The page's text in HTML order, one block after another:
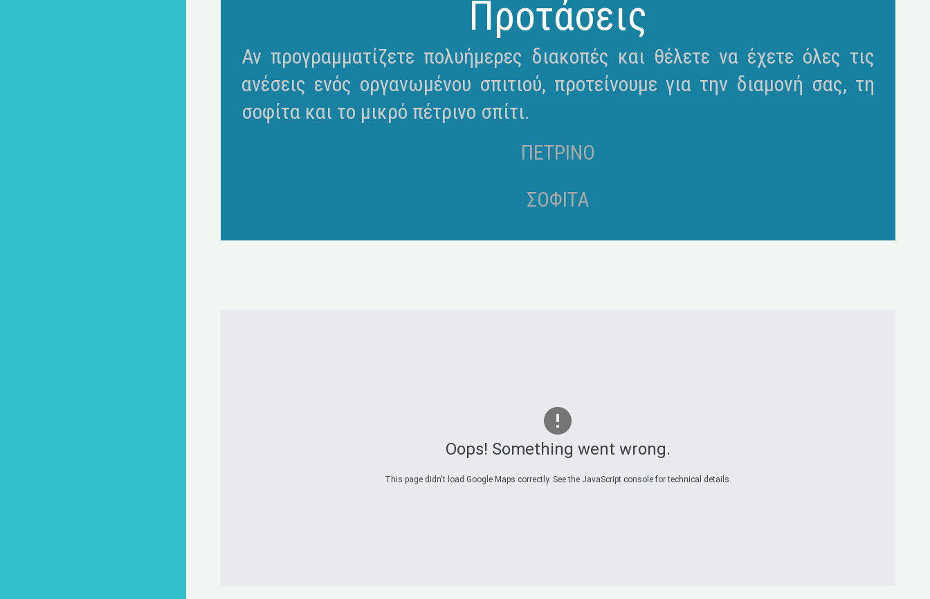
Προτάσεις
Αν προγραμματίζετε πολυήμερες διακοπές και θέλετε να έχετε όλες τις
ανέσεις ενός οργανωμένου σπιτιού, προτείνουμε για την διαμονή σας, τη
σοφίτα και το μικρό πέτρινο σπίτι.
ΠΕΤΡΙΝΟ
ΣΟΦΙΤΑ
Oops! Something went wrong.
This page didn't load Google Maps correctly. See the JavaScript console for technical details.